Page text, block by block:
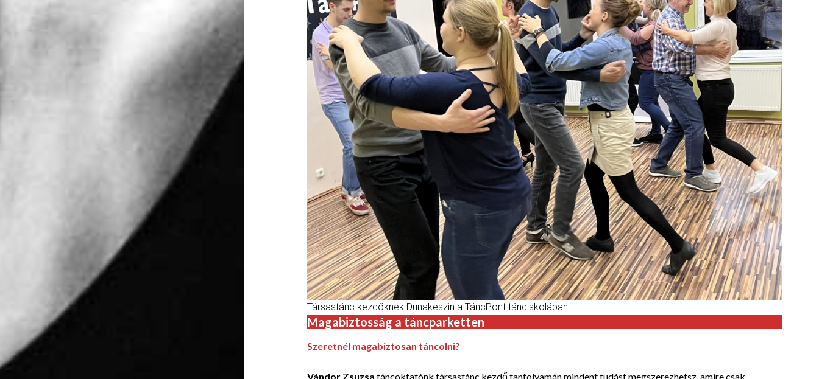
Társastánc kezdőknek Dunakeszin a TáncPont tánciskolában
Magabiztosság a táncparketten
Szeretnél magabiztosan táncolni?
Vándor Zsuzsa táncoktatónk társastánc kezdő tanfolyamánmindent tudást megszerezhetsz, amire csak